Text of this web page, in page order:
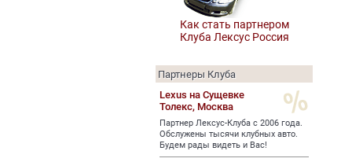
Как стать партнером
Клуба Лексус Россия
Партнеры Клуба
Lexus на Сущевке
Толекс, Москва
Партнер Лексус-Клуба с 2006 года.
Обслужены тысячи клубных авто.
Будем рады видеть и Вас!